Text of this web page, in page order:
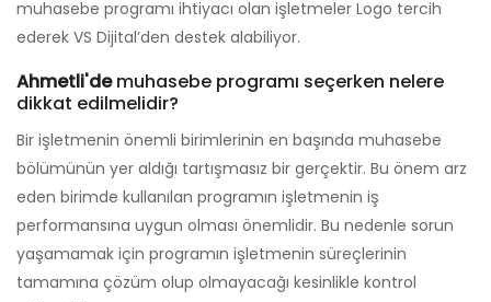
muhasebe programı ihtiyacı olan işletmeler Logo tercih
ederek VS Dijital’den destek alabiliyor.
Ahmetli'demuhasebe programı seçerken nelere
dikkat edilmelidir?
Bir işletmenin önemli birimlerinin en başında muhasebe
bölümünün yer aldığı tartışmasız bir gerçektir. Bu önem arz
eden birimde kullanılan programın işletmenin iş
performansına uygun olması önemlidir. Bu nedenle sorun
yaşamamak için programın işletmenin süreçlerinin
tamamına çözüm olup olmayacağı kesinlikle kontrol